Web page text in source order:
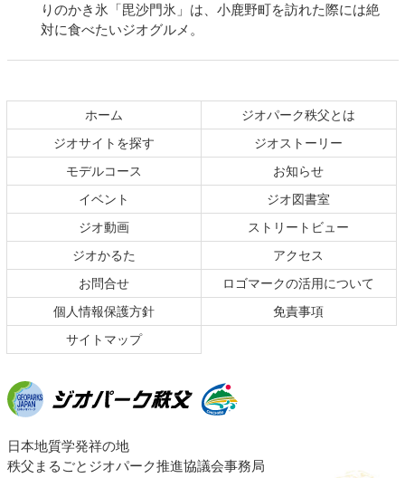
りのかき氷「毘沙門氷」は、小鹿野町を訪れた際には絶
対に食べたいジオグルメ。
ン
文
へ
の
へ
ホーム
ジオパーク秩父とは
ジオサイトを探す
ジオストーリー
モデルコース
お知らせ
イベント
ジオ図書室
ジオ動画
ストリートビュー
ジオかるた
アクセス
お問合せ
ロゴマークの活用について
個人情報保護方針
免責事項
サイトマップ
ジオパーク秩父
日本地質学発祥の地
秩父まるごとジオパーク推進協議会事務局